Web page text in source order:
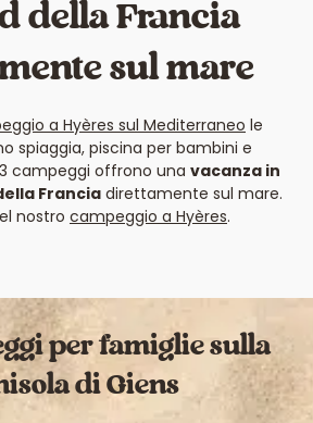
della Francia
sul mare
a Hyères sul Mediterraneo le
spiaggia, piscina per bambini e
campeggi offrono una vacanza in
Franciadirettamente sul mare.
nostro campeggio a Hyères.
per famiglie sulla
di Giens